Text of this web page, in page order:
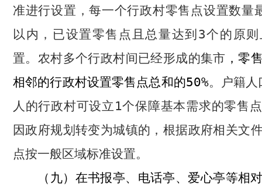
准进行设置，每一个行政村零售点设置数量
以内，已设置零售点且总量达到3个的原
置。农村多个行政村间已经形成的集市 ， 零
相邻的行政村设置零售点总和的50%。户籍人
人的行政村可设立1个保障基本需求的零售
因政府规划转变为城镇的，根据政府相关文
点按一般区域标准设置。
（九） 在书报亭、电话亭、爱心亭等相